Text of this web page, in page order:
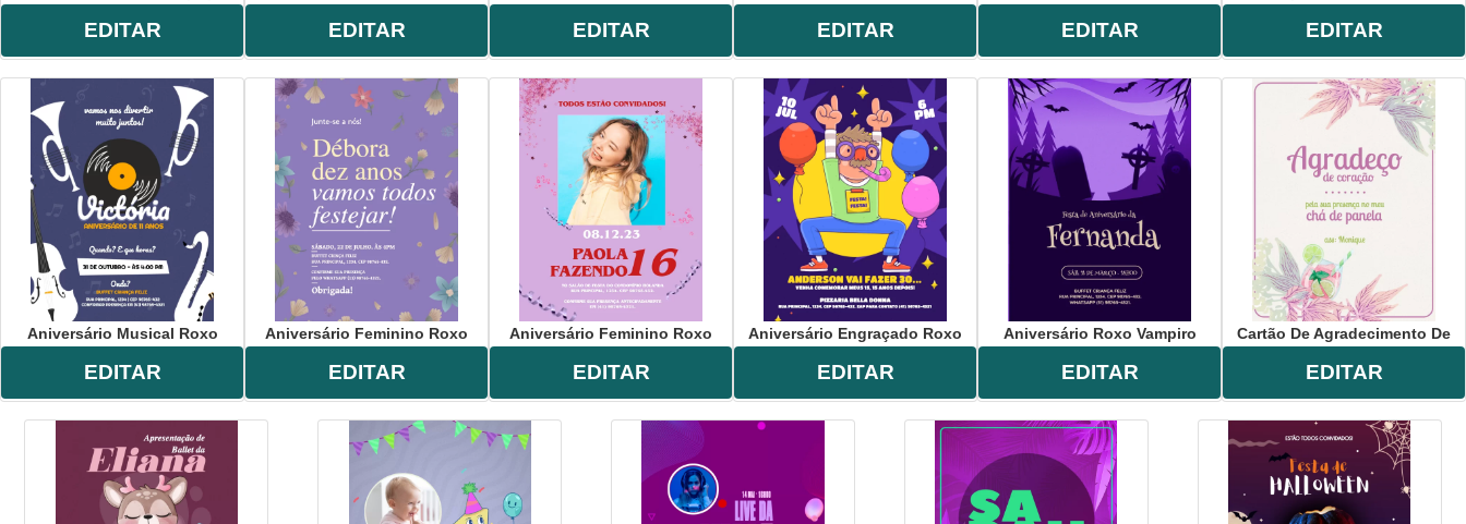
EDITAR EDITAR EDITAR EDITAR EDITAR EDITAR
Aniversário Musical Roxo
EDITAR
Aniversário Feminino Roxo
EDITAR
Aniversário Feminino Roxo
EDITAR
Aniversário Engraçado Roxo
EDITAR
Aniversário Roxo Vampiro
EDITAR
Cartão De Agradecimento De
EDITAR